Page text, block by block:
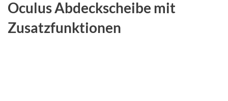
Oculus Abdeckscheibe mit
Zusatzfunktionen